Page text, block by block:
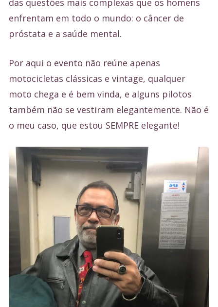
das questões mais complexas que os homens
enfrentam em todo o mundo: o câncer de
próstata e a saúde mental.
Por aqui o evento não reúne apenas
motocicletas clássicas e vintage, qualquer
moto chega e é bem vinda, e alguns pilotos
também não se vestiram elegantemente. Não é
o meu caso, que estou SEMPRE elegante!